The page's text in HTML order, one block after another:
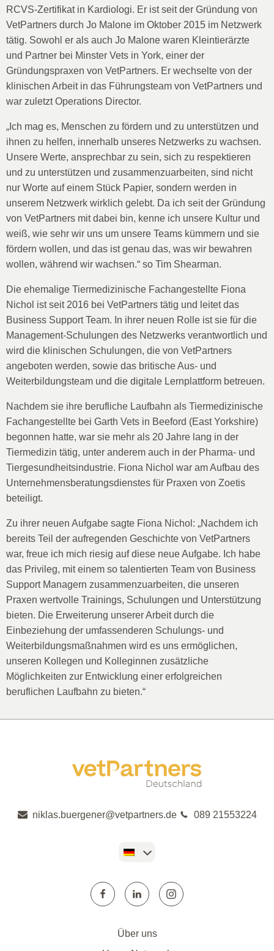
RCVS-Zertifikat in Kardiologi. Er ist seit der Gründung von
VetPartners durch Jo Malone im Oktober 2015 im Netzwerk
tätig. Sowohl er als auch Jo Malone waren Kleintierärzte
und Partner bei Minster Vets in York, einer der
Gründungspraxen von VetPartners. Er wechselte von der
klinischen Arbeit in das Führungsteam von VetPartners und
war zuletzt Operations Director.
„Ich mag es, Menschen zu fördern und zu unterstützen und
ihnen zu helfen, innerhalb unseres Netzwerks zu wachsen.
Unsere Werte, ansprechbar zu sein, sich zu respektieren
und zu unterstützen und zusammenzuarbeiten, sind nicht
nur Worte auf einem Stück Papier, sondern werden in
unserem Netzwerk wirklich gelebt. Da ich seit der Gründung
von VetPartners mit dabei bin, kenne ich unsere Kultur und
weiß, wie sehr wir uns um unsere Teams kümmern und sie
fördern wollen, und das ist genau das, was wir bewahren
wollen, während wir wachsen.“ so Tim Shearman.
Die ehemalige Tiermedizinische Fachangestellte Fiona
Nichol ist seit 2016 bei VetPartners tätig und leitet das
Business Support Team. In ihrer neuen Rolle ist sie für die
Management-Schulungen des Netzwerks verantwortlich und
wird die klinischen Schulungen, die von VetPartners
angeboten werden, sowie das britische Aus- und
Weiterbildungsteam und die digitale Lernplattform betreuen.
Nachdem sie ihre berufliche Laufbahn als Tiermedizinische
Fachangestellte bei Garth Vets in Beeford (East Yorkshire)
begonnen hatte, war sie mehr als 20 Jahre lang in der
Tiermedizin tätig, unter anderem auch in der Pharma- und
Tiergesundheitsindustrie. Fiona Nichol war am Aufbau des
Unternehmensberatungsdienstes für Praxen von Zoetis
beteiligt.
Zu ihrer neuen Aufgabe sagte Fiona Nichol: „Nachdem ich
bereits Teil der aufregenden Geschichte von VetPartners
war, freue ich mich riesig auf diese neue Aufgabe. Ich habe
das Privileg, mit einem so talentierten Team von Business
Support Managern zusammenzuarbeiten, die unseren
Praxen wertvolle Trainings, Schulungen und Unterstützung
bieten. Die Erweiterung unserer Arbeit durch die
Einbeziehung der umfassenderen Schulungs- und
Weiterbildungsmaßnahmen wird es uns ermöglichen,
unseren Kollegen und Kolleginnen zusätzliche
Möglichkeiten zur Entwicklung einer erfolgreichen
beruflichen Laufbahn zu bieten.“
niklas.buergener@vetpartners.de 089 21553224
Über uns